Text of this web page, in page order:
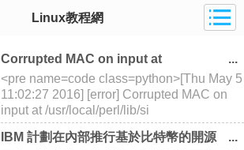
Linux教程網
Corrupted MAC on input at
/usr/local/perl/lib/site_perl/5.22.1/x86_64
<pre name=code class=python>[Thu May 5
11:02:27 2016] [error] Corrupted MAC on
input at /usr/local/perl/lib/si
IBM 計劃在內部推行基於比特幣的開源